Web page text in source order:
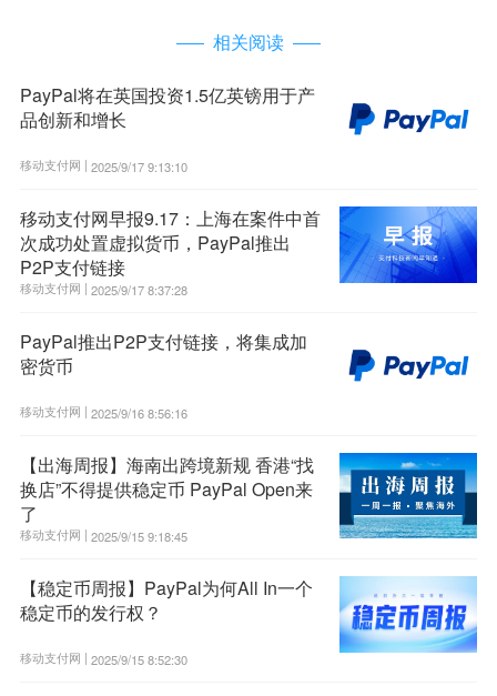
相关阅读
PayPal将在英国投资1.5亿英镑用于产
品创新和增长
移动支付网 | 2025/9/17 9:13:10
移动支付网早报9.17：上海在案件中首
次成功处置虚拟货币，PayPal推出
P2P支付链接
移动支付网 | 2025/9/17 8:37:28
PayPal推出P2P支付链接，将集成加
密货币
移动支付网 | 2025/9/16 8:56:16
【出海周报】海南出跨境新规 香港“找
换店”不得提供稳定币 PayPal Open来
了
移动支付网 | 2025/9/15 9:18:45
【稳定币周报】PayPal为何All In一个
稳定币的发行权？
移动支付网 | 2025/9/15 8:52:30